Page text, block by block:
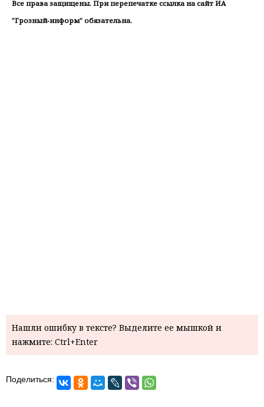
Все права защищены. При перепечатке ссылка на сайт ИА
"Грозный-информ" обязательна.
Нашли ошибку в тексте? Выделите ее мышкой и
нажмите: Ctrl+Enter
Поделиться: